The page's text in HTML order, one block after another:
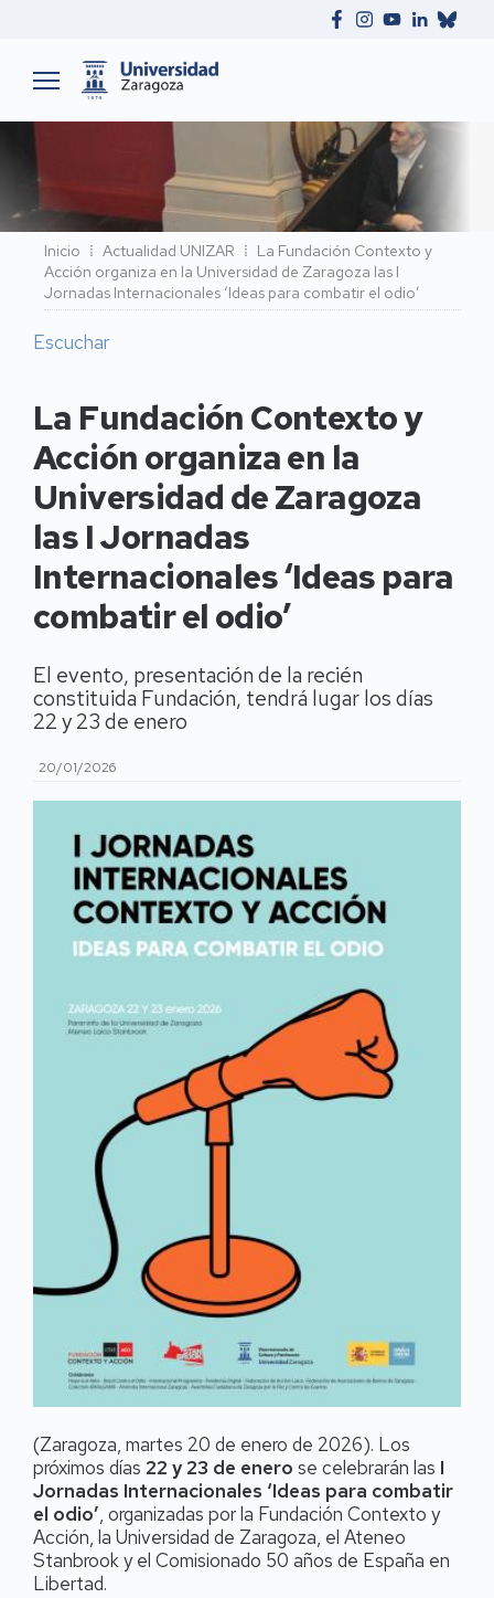
Ruta
de
navegación
Inicio Actualidad UNIZAR
La Fundación Contexto y
Acción organiza en la Universidad de Zaragoza las I
Jornadas Internacionales ‘Ideas para combatir el odio’
Escuchar
La Fundación Contexto y
Acción organiza en la
Universidad de Zaragoza
las I Jornadas
Internacionales ‘Ideas para
combatir el odio’
El evento, presentación de la recién
constituida Fundación, tendrá lugar los días
22 y 23 de enero
20/01/2026
(Zaragoza, martes 20 de enero de 2026). Los
próximos días 22 y 23 de enero se celebrarán las I
Jornadas Internacionales ‘Ideas para combatir
el odio’, organizadas por la Fundación Contexto y
Acción, la Universidad de Zaragoza, el Ateneo
Stanbrook y el Comisionado 50 años de España en
Libertad.